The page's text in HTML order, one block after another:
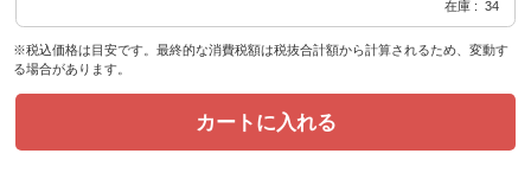
在庫 34
※税込価格は目安です。最終的な消費税額は税抜合計額から計算されるため、変動す
る場合があります。
カートに入れる